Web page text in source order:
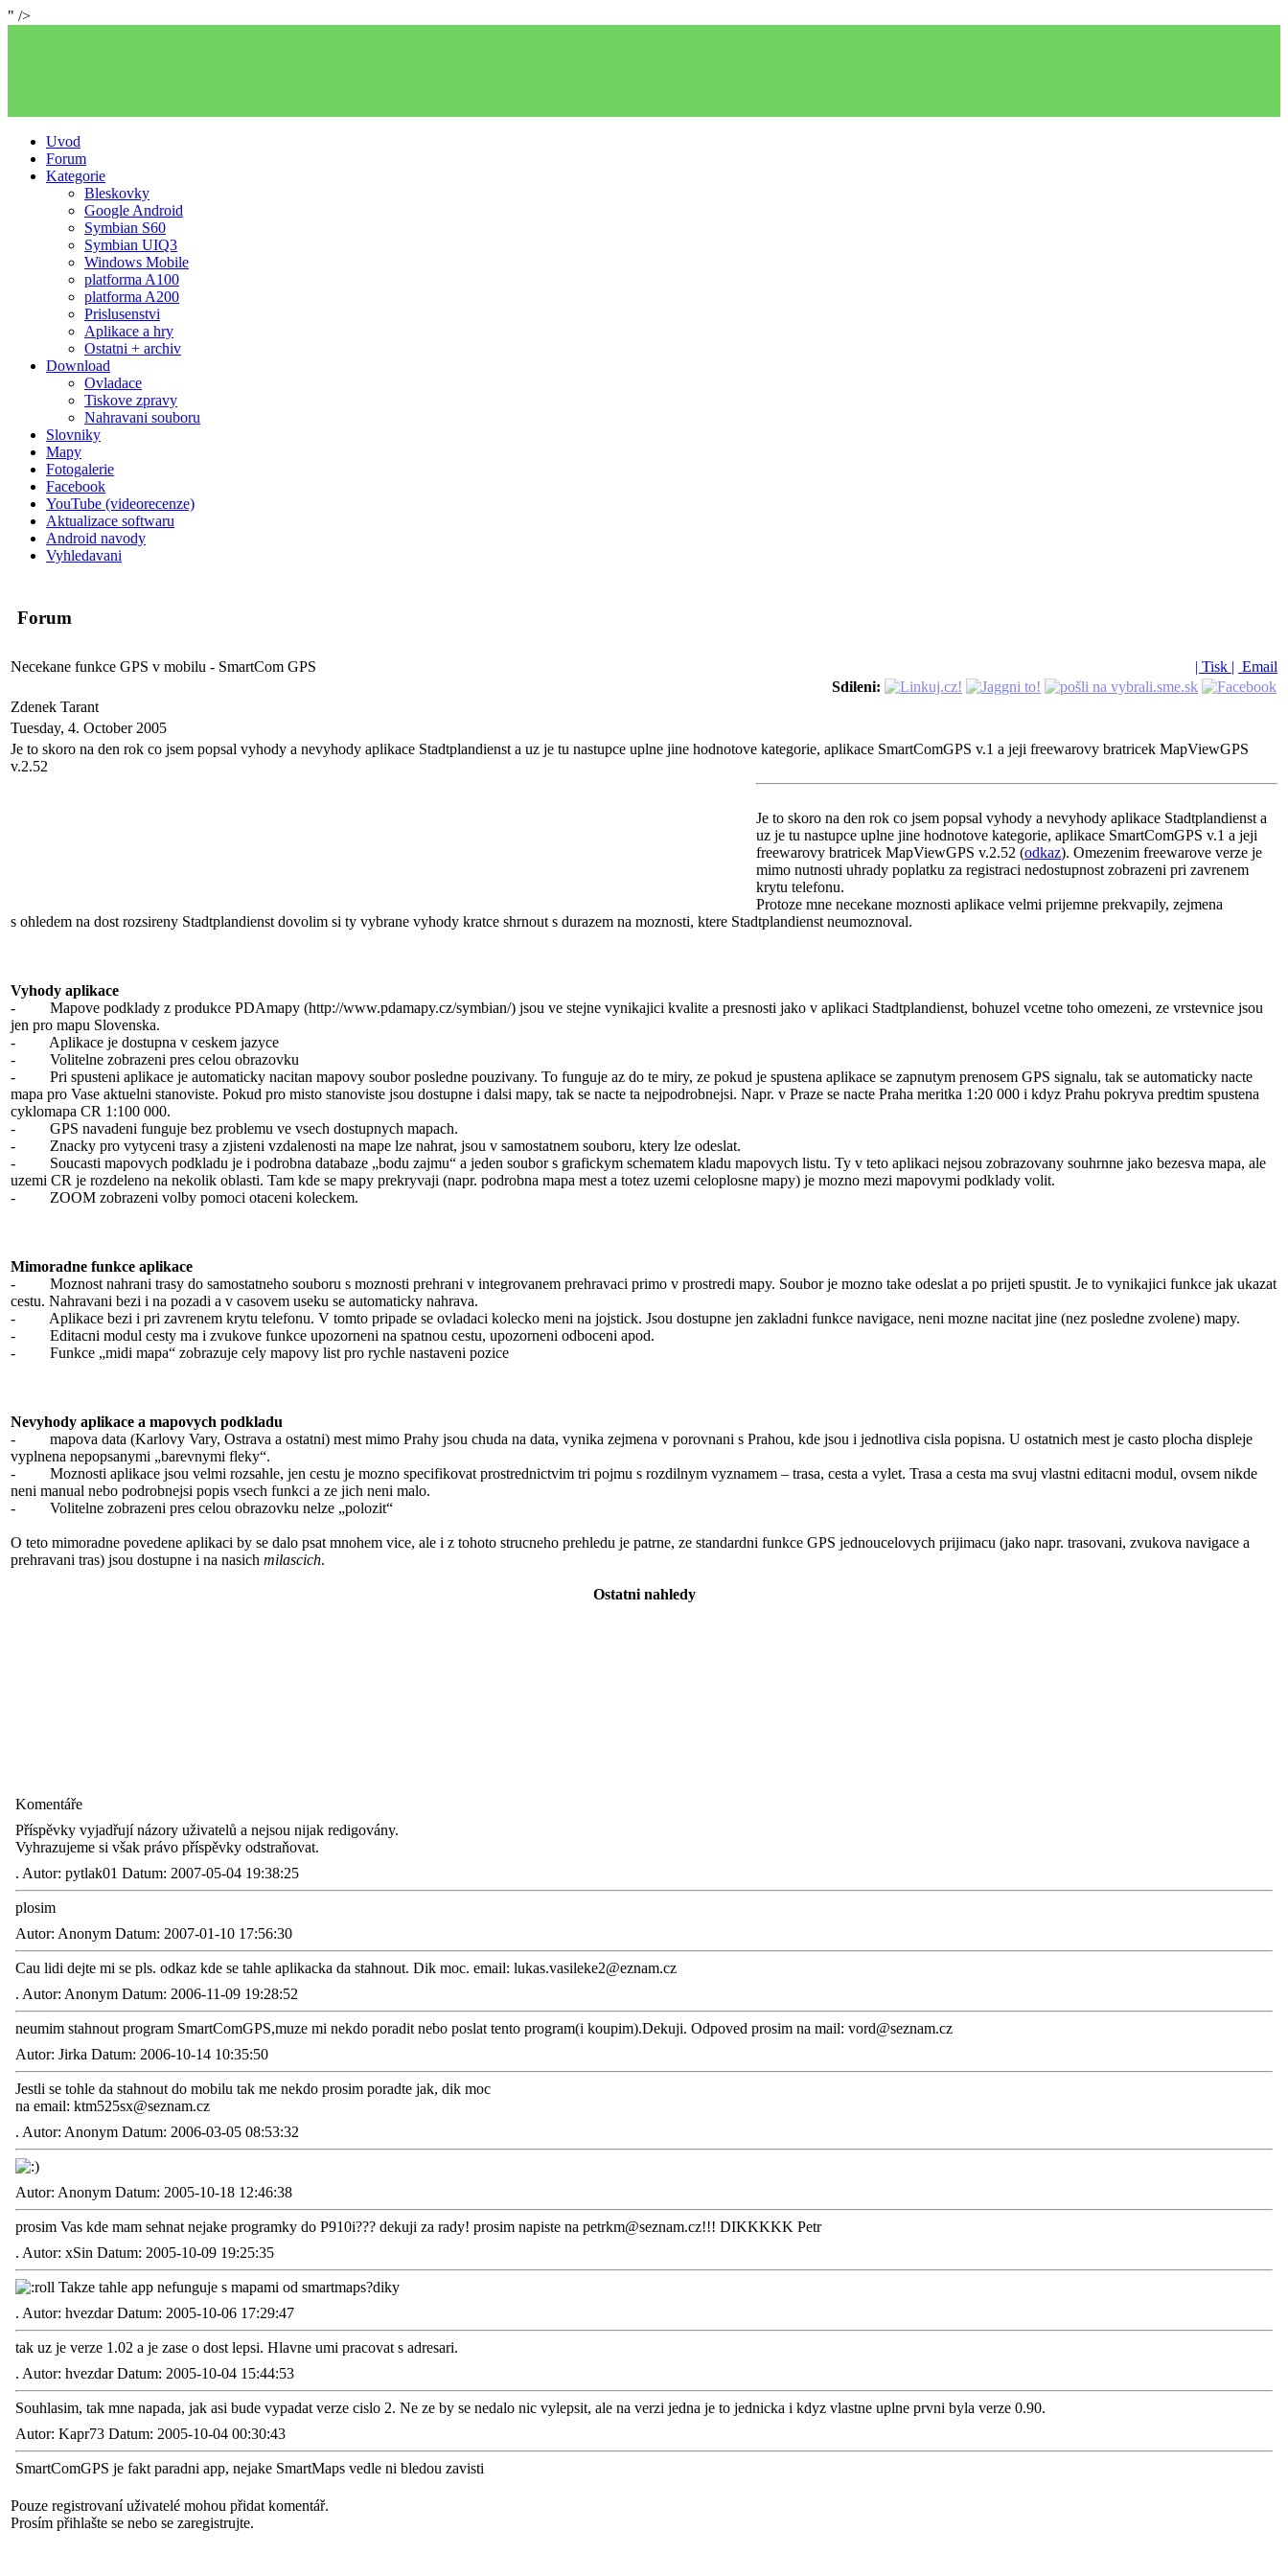
" />
Uvod
Forum
Kategorie
Bleskovky
Google Android
Symbian S60
Symbian UIQ3
Windows Mobile
platforma A100
platforma A200
Prislusenstvi
Aplikace a hry
Ostatni + archiv
Download
Ovladace
Tiskove zpravy
Nahravani souboru
Slovniky
Mapy
Fotogalerie
Facebook
YouTube (videorecenze)
Aktualizace softwaru
Android navody
Vyhledavani
Forum
Necekane funkce GPS v mobilu - SmartCom GPS | Tisk | Email
Sdileni:
Zdenek Tarant
Tuesday, 4. October 2005
Je to skoro na den rok co jsem popsal vyhody a nevyhody aplikace Stadtplandienst a uz je tu nastupce uplne jine hodnotove kategorie, aplikace SmartComGPS v.1 a jeji freewarovy bratricek MapViewGPS
v.2.52
Je to skoro na den rok co jsem popsal vyhody a nevyhody aplikace Stadtplandienst a
uz je tu nastupce uplne jine hodnotove kategorie, aplikace SmartComGPS v.1 a jeji
freewarovy bratricek MapViewGPS v.2.52 (odkaz). Omezenim freewarove verze je
mimo nutnosti uhrady poplatku za registraci nedostupnost zobrazeni pri zavrenem
krytu telefonu.
Protoze mne necekane moznosti aplikace velmi prijemne prekvapily, zejmena
s ohledem na dost rozsireny Stadtplandienst dovolim si ty vybrane vyhody kratce shrnout s durazem na moznosti, ktere Stadtplandienst neumoznoval.
Vyhody aplikace
- Mapove podklady z produkce PDAmapy (http://www.pdamapy.cz/symbian/) jsou ve stejne vynikajici kvalite a presnosti jako v aplikaci Stadtplandienst, bohuzel vcetne toho omezeni, ze vrstevnice jsou
jen pro mapu Slovenska.
- Aplikace je dostupna v ceskem jazyce
- Volitelne zobrazeni pres celou obrazovku
- Pri spusteni aplikace je automaticky nacitan mapovy soubor posledne pouzivany. To funguje az do te miry, ze pokud je spustena aplikace se zapnutym prenosem GPS signalu, tak se automaticky nacte
mapa pro Vase aktuelni stanoviste. Pokud pro misto stanoviste jsou dostupne i dalsi mapy, tak se nacte ta nejpodrobnejsi. Napr. v Praze se nacte Praha meritka 1:20 000 i kdyz Prahu pokryva predtim spustena
cyklomapa CR 1:100 000.
- GPS navadeni funguje bez problemu ve vsech dostupnych mapach.
- Znacky pro vytyceni trasy a zjisteni vzdalenosti na mape lze nahrat, jsou v samostatnem souboru, ktery lze odeslat.
- Soucasti mapovych podkladu je i podrobna databaze „bodu zajmu“ a jeden soubor s grafickym schematem kladu mapovych listu. Ty v teto aplikaci nejsou zobrazovany souhrnne jako bezesva mapa, ale
uzemi CR je rozdeleno na nekolik oblasti. Tam kde se mapy prekryvaji (napr. podrobna mapa mest a totez uzemi celoplosne mapy) je mozno mezi mapovymi podklady volit.
- ZOOM zobrazeni volby pomoci otaceni koleckem.
Mimoradne funkce aplikace
- Moznost nahrani trasy do samostatneho souboru s moznosti prehrani v integrovanem prehravaci primo v prostredi mapy. Soubor je mozno take odeslat a po prijeti spustit. Je to vynikajici funkce jak ukazat
cestu. Nahravani bezi i na pozadi a v casovem useku se automaticky nahrava.
- Aplikace bezi i pri zavrenem krytu telefonu. V tomto pripade se ovladaci kolecko meni na jojstick. Jsou dostupne jen zakladni funkce navigace, neni mozne nacitat jine (nez posledne zvolene) mapy.
- Editacni modul cesty ma i zvukove funkce upozorneni na spatnou cestu, upozorneni odboceni apod.
- Funkce „midi mapa“ zobrazuje cely mapovy list pro rychle nastaveni pozice
Nevyhody aplikace a mapovych podkladu
- mapova data (Karlovy Vary, Ostrava a ostatni) mest mimo Prahy jsou chuda na data, vynika zejmena v porovnani s Prahou, kde jsou i jednotliva cisla popisna. U ostatnich mest je casto plocha displeje
vyplnena nepopsanymi „barevnymi fleky“.
- Moznosti aplikace jsou velmi rozsahle, jen cestu je mozno specifikovat prostrednictvim tri pojmu s rozdilnym vyznamem – trasa, cesta a vylet. Trasa a cesta ma svuj vlastni editacni modul, ovsem nikde
neni manual nebo podrobnejsi popis vsech funkci a ze jich neni malo.
- Volitelne zobrazeni pres celou obrazovku nelze „polozit“
O teto mimoradne povedene aplikaci by se dalo psat mnohem vice, ale i z tohoto strucneho prehledu je patrne, ze standardni funkce GPS jednoucelovych prijimacu (jako napr. trasovani, zvukova navigace a
prehravani tras) jsou dostupne i na nasich milascich.
Ostatni nahledy
Komentáře
Příspěvky vyjadřují názory uživatelů a nejsou nijak redigovány.
Vyhrazujeme si však právo příspěvky odstraňovat.
. Autor: pytlak01 Datum: 2007-05-04 19:38:25
plosim
Autor: Anonym Datum: 2007-01-10 17:56:30
Cau lidi dejte mi se pls. odkaz kde se tahle aplikacka da stahnout. Dik moc. email: lukas.vasileke2@eznam.cz
. Autor: Anonym Datum: 2006-11-09 19:28:52
neumim stahnout program SmartComGPS,muze mi nekdo poradit nebo poslat tento program(i koupim).Dekuji. Odpoved prosim na mail: vord@seznam.cz
Autor: Jirka Datum: 2006-10-14 10:35:50
Jestli se tohle da stahnout do mobilu tak me nekdo prosim poradte jak, dik moc
na email: ktm525sx@seznam.cz
. Autor: Anonym Datum: 2006-03-05 08:53:32
Autor: Anonym Datum: 2005-10-18 12:46:38
prosim Vas kde mam sehnat nejake programky do P910i??? dekuji za rady! prosim napiste na petrkm@seznam.cz!!! DIKKKKK Petr
. Autor: xSin Datum: 2005-10-09 19:25:35
Takze tahle app nefunguje s mapami od smartmaps?diky
. Autor: hvezdar Datum: 2005-10-06 17:29:47
tak uz je verze 1.02 a je zase o dost lepsi. Hlavne umi pracovat s adresari.
. Autor: hvezdar Datum: 2005-10-04 15:44:53
Souhlasim, tak mne napada, jak asi bude vypadat verze cislo 2. Ne ze by se nedalo nic vylepsit, ale na verzi jedna je to jednicka i kdyz vlastne uplne prvni byla verze 0.90.
Autor: Kapr73 Datum: 2005-10-04 00:30:43
SmartComGPS je fakt paradni app, nejake SmartMaps vedle ni bledou zavisti
Pouze registrovaní uživatelé mohou přidat komentář.
Prosím přihlašte se nebo se zaregistrujte.